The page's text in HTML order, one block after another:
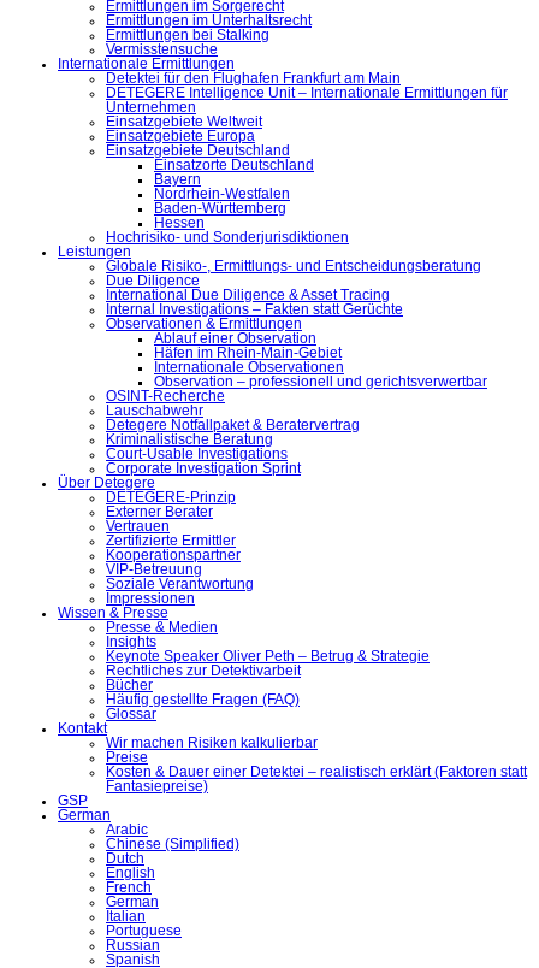
Ermittlungen im Sorgerecht
Ermittlungen im Unterhaltsrecht
Ermittlungen bei Stalking
Vermisstensuche
Internationale Ermittlungen
Detektei für den Flughafen Frankfurt am Main
DETEGERE Intelligence Unit – Internationale Ermittlungen für
Unternehmen
Einsatzgebiete Weltweit
Einsatzgebiete Europa
Einsatzgebiete Deutschland
Einsatzorte Deutschland
Bayern
Nordrhein-Westfalen
Baden-Württemberg
Hessen
Hochrisiko- und Sonderjurisdiktionen
Leistungen
Globale Risiko-, Ermittlungs- und Entscheidungsberatung
Due Diligence
International Due Diligence & Asset Tracing
Internal Investigations – Fakten statt Gerüchte
Observationen & Ermittlungen
Ablauf einer Observation
Häfen im Rhein-Main-Gebiet
Internationale Observationen
Observation – professionell und gerichtsverwertbar
OSINT-Recherche
Lauschabwehr
Detegere Notfallpaket & Beratervertrag
Kriminalistische Beratung
Court-Usable Investigations
Corporate Investigation Sprint
Über Detegere
DETEGERE-Prinzip
Externer Berater
Vertrauen
Zertifizierte Ermittler
Kooperationspartner
VIP-Betreuung
Soziale Verantwortung
Impressionen
Wissen & Presse
Presse & Medien
Insights
Keynote Speaker Oliver Peth – Betrug & Strategie
Rechtliches zur Detektivarbeit
Bücher
Häufig gestellte Fragen (FAQ)
Glossar
Kontakt
Wir machen Risiken kalkulierbar
Preise
Kosten & Dauer einer Detektei – realistisch erklärt (Faktoren statt
Fantasiepreise)
GSP
German
Arabic
Chinese (Simplified)
Dutch
English
French
German
Italian
Portuguese
Russian
Spanish